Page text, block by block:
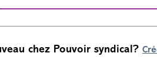
chez Pouvoir syndical?